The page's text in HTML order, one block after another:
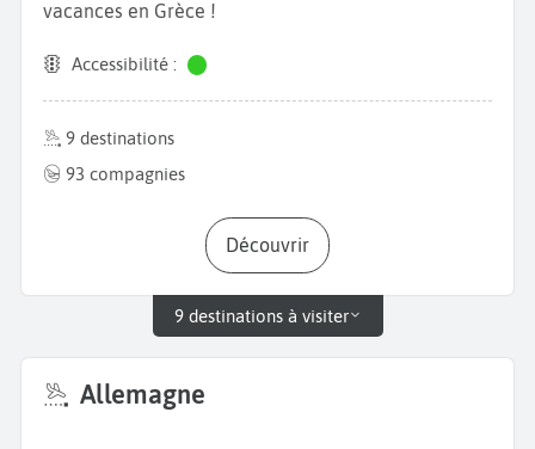
vacances en Grèce !
Accessibilité :
9 destinations
93 compagnies
Découvrir
9 destinations à visiter
Allemagne